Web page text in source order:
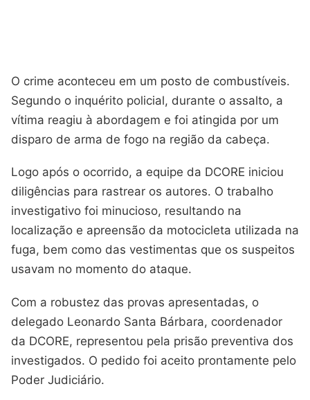
O crime aconteceu em um posto de combustíveis.
Segundo o inquérito policial, durante o assalto, a
vítima reagiu à abordagem e foi atingida por um
disparo de arma de fogo na região da cabeça.
Logo após o ocorrido, a equipe da DCORE iniciou
diligências para rastrear os autores. O trabalho
investigativo foi minucioso, resultando na
localização e apreensão da motocicleta utilizada na
fuga, bem como das vestimentas que os suspeitos
usavam no momento do ataque.
Com a robustez das provas apresentadas, o
delegado Leonardo Santa Bárbara, coordenador
da DCORE, representou pela prisão preventiva dos
investigados. O pedido foi aceito prontamente pelo
Poder Judiciário.